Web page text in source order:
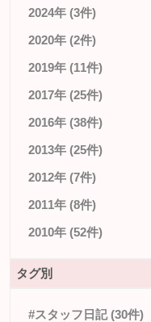
2024年 (3件)
2020年 (2件)
2019年 (11件)
2017年 (25件)
2016年 (38件)
2013年 (25件)
2012年 (7件)
2011年 (8件)
2010年 (52件)
タグ別
#スタッフ日記 (30件)